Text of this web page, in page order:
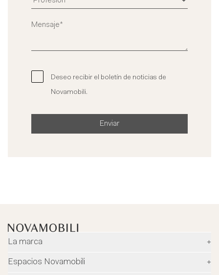
Deseo recibir el boletín de noticias de
Novamobili.
Enviar
La marca
+
Empresa
Espacios Novamobili
+